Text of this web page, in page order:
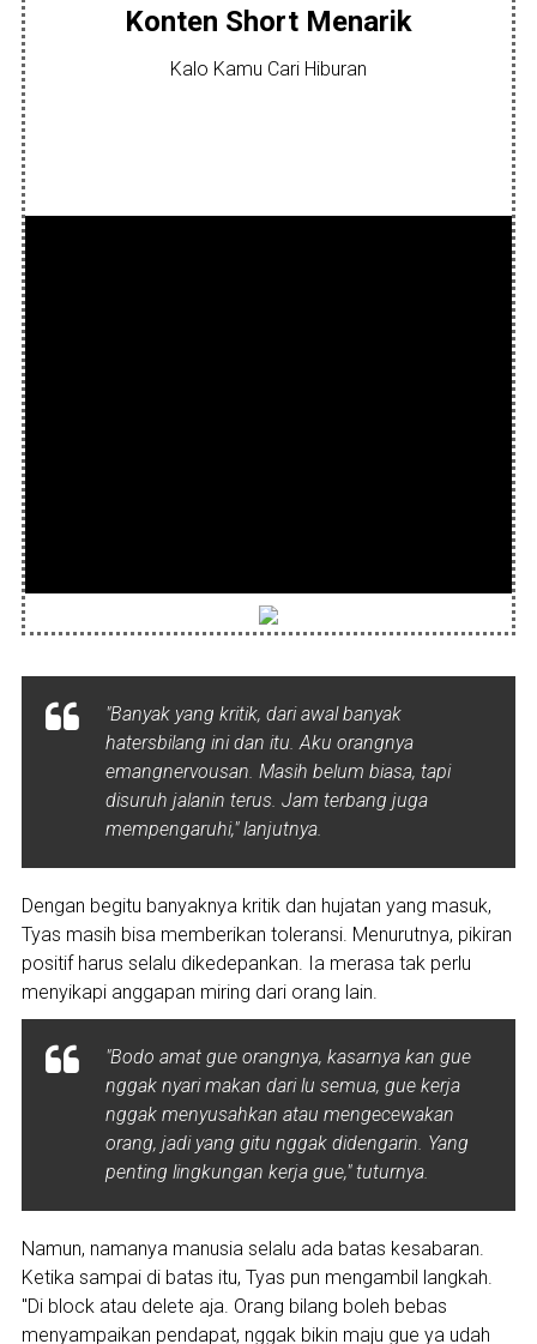
Konten Short Menarik
Kalo Kamu Cari Hiburan
"Banyak yang kritik, dari awal banyak
hatersbilang ini dan itu. Aku orangnya
emangnervousan. Masih belum biasa, tapi
disuruh jalanin terus. Jam terbang juga
mempengaruhi," lanjutnya.
Dengan begitu banyaknya kritik dan hujatan yang masuk,
Tyas masih bisa memberikan toleransi. Menurutnya, pikiran
positif harus selalu dikedepankan. Ia merasa tak perlu
menyikapi anggapan miring dari orang lain.
"Bodo amat gue orangnya, kasarnya kan gue
nggak nyari makan dari lu semua, gue kerja
nggak menyusahkan atau mengecewakan
orang, jadi yang gitu nggak didengarin. Yang
penting lingkungan kerja gue," tuturnya.
Namun, namanya manusia selalu ada batas kesabaran.
Ketika sampai di batas itu, Tyas pun mengambil langkah.
"Di block atau delete aja.‎ Orang bilang boleh bebas
menyampaikan pendapat, nggak bikin maju gue ya udah